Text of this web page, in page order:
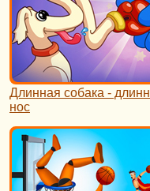
Длинная собака -
нос